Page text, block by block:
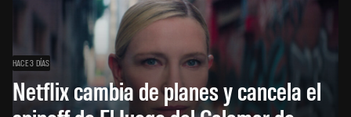
HACE 3 DÍAS
Netflix cambia de planes y cancela el